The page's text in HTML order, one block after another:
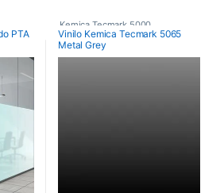
PTA
Kemica Tecmark 5000
Poliméricos
Vinilo Kemica Tecmark 5065
Metal Grey